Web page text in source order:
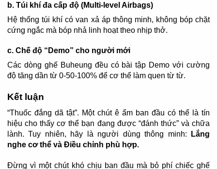
b. Túi khí đa cấp độ (Multi-level Airbags)
Hệ thống túi khí có van xả áp thông minh, không bóp chặt
cứng ngắc mà bóp nhả linh hoạt theo nhịp thở.
c. Chế độ “Demo” cho người mới
Các dòng ghế Buheung đều có bài tập Demo với cường
độ tăng dần từ 0-50-100% để cơ thể làm quen từ từ.
Kết luận
“Thuốc đắng dã tật”. Một chút ê ẩm ban đầu có thể là tín
hiệu cho thấy cơ thể bạn đang được “đánh thức” và chữa
lành. Tuy nhiên, hãy là người dùng thông minh:
Lắng
nghe cơ thể và Điều chỉnh phù hợp.
Đừng vì một chút khó chịu ban đầu mà bỏ phí chiếc ghế